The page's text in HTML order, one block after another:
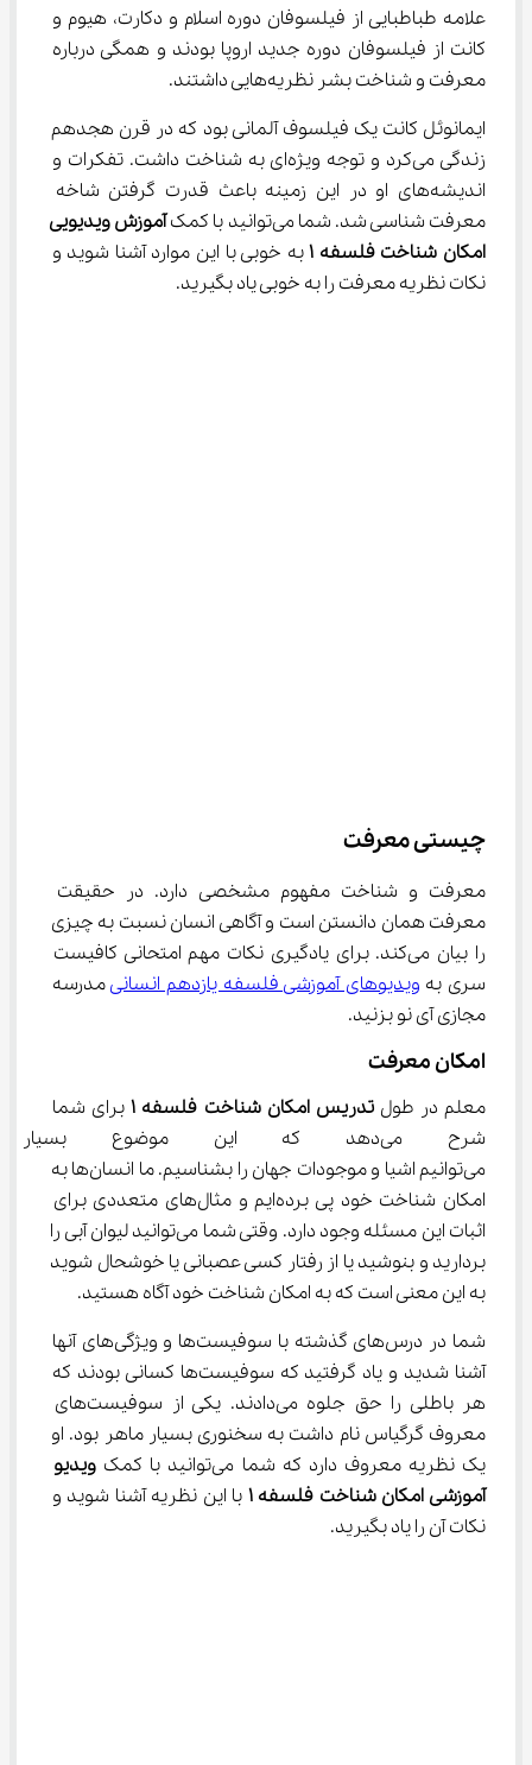
علامه طباطبایی از فیلسوفان دوره اسلام و دکارت، هیوم و
کانت از فیلسوفان دوره جدید اروپا بودند و همگی درباره
معرفت و شناخت بشر نظریه‌هایی داشتند.
ایمانوئل کانت یک فیلسوف آلمانی بود که در قرن هجدهم
زندگی می‌کرد و توجه ویژه‌ای به شناخت داشت. تفکرات و
اندیشه‌های او در این زمینه باعث قدرت گرفتن شاخه
معرفت شناسی شد. شما می‌توانید با کمک
آموزش ویدیویی
امکان شناخت فلسفه ۱ به خوبی با این موارد آشنا شوید و
نکات نظریه معرفت را به خوبی یاد بگیرید.
چیستی معرفت
معرفت و شناخت مفهوم مشخصی دارد. در حقیقت
معرفت همان دانستن است و آگاهی انسان نسبت به چیزی
را بیان می‌کند. برای یادگیری نکات مهم امتحانی کافیست
سری به ویدیوهای آموزشی فلسفه یازدهم انسانی مدرسه
مجازی آی نو بزنید.
امکان معرفت
معلم در طول تدریس امکان شناخت فلسفه ۱ برای شما
شرح می‌دهد که این موضوع
می‌توانیم اشیا و موجودات جهان را بشناسیم. ما انسان‌ها به
امکان شناخت خود پی برده‌ایم و مثال‌های متعددی برای
اثبات این مسئله وجود دارد. وقتی شما می‌توانید لیوان آبی را
بردارید و بنوشید یا از رفتار کسی عصبانی یا خوشحال شوید
به این معنی است که به امکان شناخت خود آگاه هستید.
شما در درس‌های گذشته با سوفیست‌ها و ویژگی‌های آنها
آشنا شدید و یاد گرفتید که سوفیست‌ها کسانی بودند که
هر باطلی را حق جلوه می‌دادند. یکی از سوفیست‌های
معروف گرگیاس نام داشت به سخنوری بسیار ماهر بود. او
یک نظریه معروف دارد که شما می‌توانید با کمک
ویدیو
آموزشی امکان شناخت فلسفه ۱ با این نظریه آشنا شوید و
نکات آن را یاد بگیرید.